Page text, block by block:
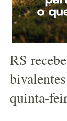
RS
quinta-